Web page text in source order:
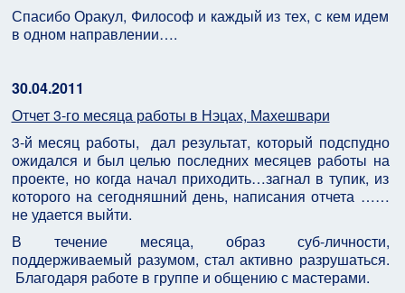
Спасибо Оракул, Философ и каждый из тех, с кем идем
в одном направлении….
30.04.2011
Отчет 3-го месяца работы в Нэцах, Махешвари
3-й месяц работы, дал результат, который подспудно
ожидался и был целью последних месяцев работы на
проекте, но когда начал приходить…загнал в тупик, из
которого на сегодняшний день, написания отчета ……
не удается выйти.
В течение месяца, образ суб-личности,
поддерживаемый разумом, стал активно разрушаться.
Благодаря работе в группе и общению с мастерами.